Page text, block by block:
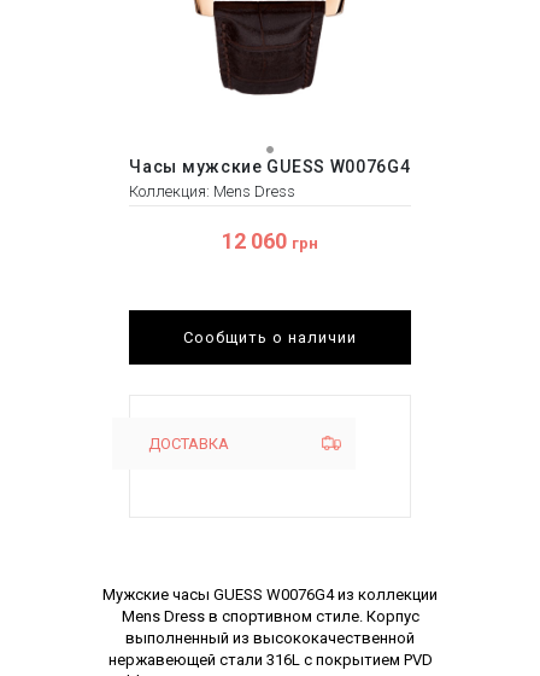
Часы мужские GUESS W0076G4
Коллекция: Mens Dress
12 060 грн
Сообщить о наличии
ДОСТАВКА
Описание
Мужские часы GUESS W0076G4 из коллекции
Mens Dress в спортивном стиле. Корпус
выполненный из высококачественной
нержавеющей стали 316L с покрытием PVD